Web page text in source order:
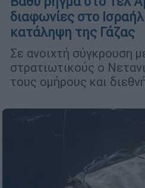
διαφωνίες στο
κατάληψη της Γάζας
Σε ανοιχτή σύγκρουση
στρατιωτικούς ο
τους ομήρους και